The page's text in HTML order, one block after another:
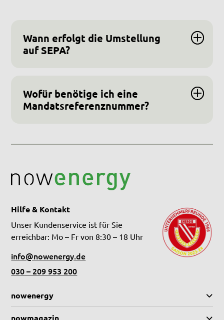
Wann erfolgt die Umstellung
auf SEPA?
Wofür benötige ich eine
Mandatsreferenznummer?
Hilfe & Kontakt
Unser Kundenservice ist für Sie
erreichbar: Mo – Fr von 8:30 – 18 Uhr
info@nowenergy.de
030 – 209 953 200
nowenergy
nowmagazin